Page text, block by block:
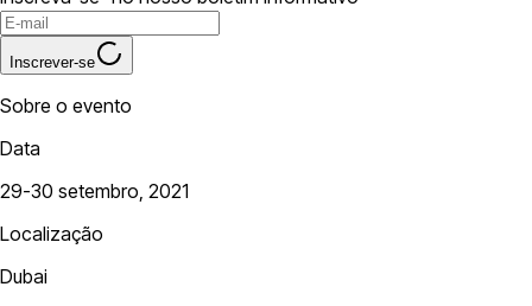
Inscrever-se
Sobre o evento
Data
29-30 setembro, 2021
Localização
Dubai